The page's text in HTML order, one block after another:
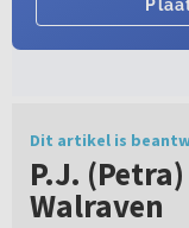
Dit artikel is
P.J.
Walraven